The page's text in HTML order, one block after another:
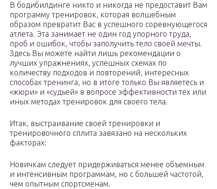
В бодибилдинге никто и никогда не предоставит Вам
программу тренировок, которая волшебным
образом превратит Вас в успешного соревнующегося
атлета. Эта занимает не один год упорного труда,
проб и ошибок, чтобы заполучить тело своей мечты.
Здесь Вы можете найти лишь рекомендации о
лучших упражнениях, успешных схемах по
количеству подходов и повторений, интересных
способах тренинга, но в итоге только Вы являетесь и
«жюри» и «судьей» в вопросе эффективности тех или
иных методах тренировок для своего тела.
Итак, выстраивание своей тренировки и
тренировочного сплита завязано на нескольких
факторах:
Новичкам следует придерживаться менее объемным
и интенсивным программам, но с большей частотой,
чем опытным спортсменам.